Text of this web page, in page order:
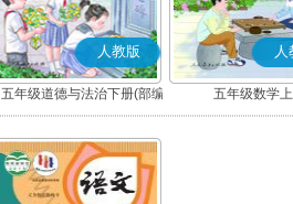
人教版
五年级道德与法治下册(部编
版)
人
五年级数学